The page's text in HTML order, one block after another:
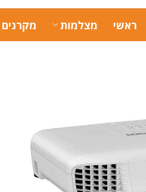
ראשי מצלמות מקרנים